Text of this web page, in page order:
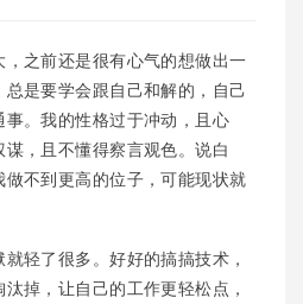
之前还是很有心气的想做出一
是要学会跟自己和解的，自己
。我的性格过于冲动，且心
，且不懂得察言观色。说白
不到更高的位子，可能现状就
轻了很多。好好的搞搞技术，
掉，让自己的工作更轻松点，